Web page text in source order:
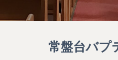
常盤台バプ